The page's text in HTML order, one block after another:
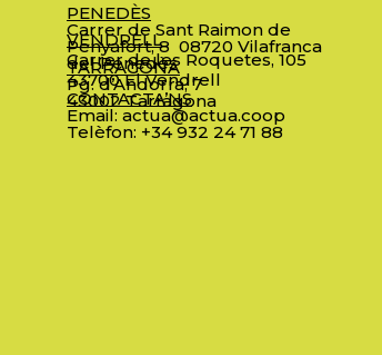
PENEDÈS
Carrer de Sant Raimon de
Penyafort, 8 08720 Vilafranca
del Penedès
VENDRELL
Carrer de les Roquetes, 105
43700 El Vendrell
TARRAGONA
Pg. d’Andorra, 7
43002 Tarragona
CONTACTA’NS
Email: actua@actua.coop
Telèfon: +34 932 24 71 88